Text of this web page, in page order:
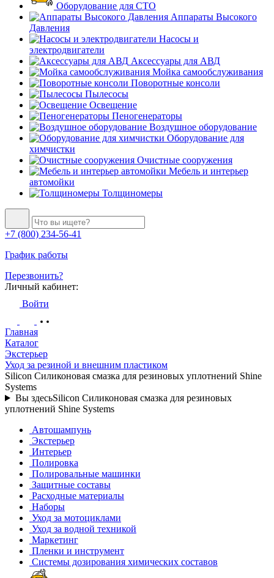
Оборудование для СТО
Аппараты Высокого
Давления
Насосы и
электродвигатели
Аксессуары для АВД
Мойка самообслуживания
Поворотные консоли
Пылесосы
Освещение
Пеногенераторы
Воздушное оборудование
Оборудование для
химчистки
Очистные сооружения
Мебель и интерьер
автомойки
Толщиномеры
+7 (800) 234-56-41
График работы
Перезвонить?
Личный кабинет:
Войти
Главная
Каталог
Экстерьер
Уход за резиной и внешним пластиком
Silicon Силиконовая смазка для резиновых уплотнений Shine
Systems
Вы здесьSilicon Силиконовая смазка для резиновых
уплотнений Shine Systems
Автошампунь
Экстерьер
Интерьер
Полировка
Полировальные машинки
Защитные составы
Расходные материалы
Наборы
Уход за мотоциклами
Уход за водной техникой
Маркетинг
Пленки и инструмент
Системы дозирования химических составов